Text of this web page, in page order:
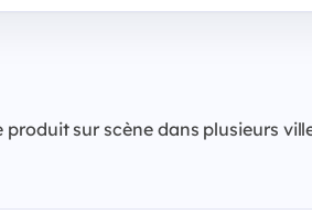
sur scène dans plusieurs